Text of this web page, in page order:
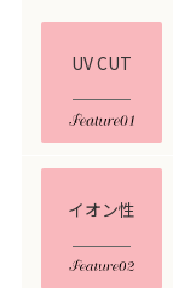
UV CUT
イオン性